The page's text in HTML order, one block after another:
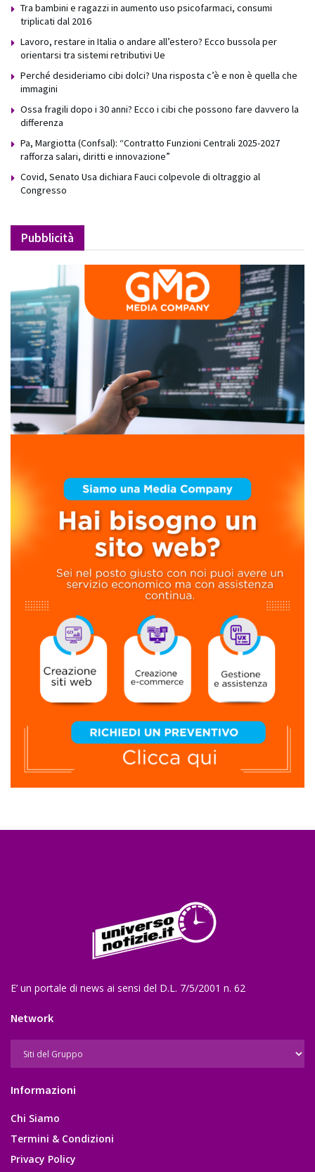
Tra bambini e ragazzi in aumento uso psicofarmaci, consumi
triplicati dal 2016
Lavoro, restare in Italia o andare all’estero? Ecco bussola per
orientarsi tra sistemi retributivi Ue
Perché desideriamo cibi dolci? Una risposta c’è e non è quella che
immagini
Ossa fragili dopo i 30 anni? Ecco i cibi che possono fare davvero la
differenza
Pa, Margiotta (Confsal): “Contratto Funzioni Centrali 2025-2027
rafforza salari, diritti e innovazione”
Covid, Senato Usa dichiara Fauci colpevole di oltraggio al
Congresso
Pubblicità
E’ un portale di news ai sensi del D.L. 7/5/2001 n. 62
Network
Informazioni
Chi Siamo
Termini & Condizioni
Privacy Policy